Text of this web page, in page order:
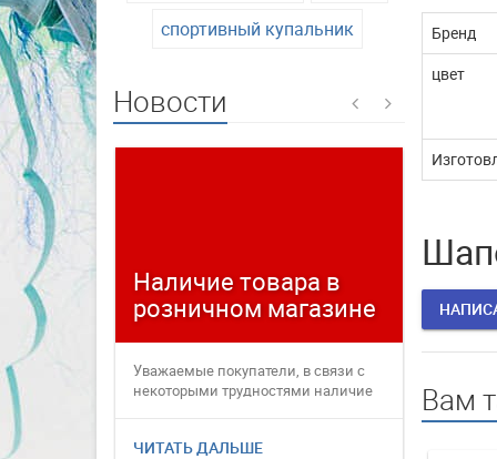
спортивный купальник
Новости
Наличие товара в
розничном магазине
Уважаемые покупатели, в связи с
некоторыми трудностями наличие
ЧИТАТЬ ДАЛЬШЕ
Бренд
цвет
Вам